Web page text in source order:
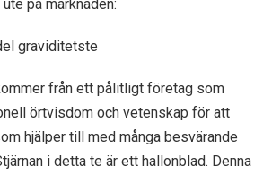
på marknaden:
graviditetste
från ett pålitligt företag som
örtvisdom och vetenskap för att
hjälper till med många besvärande
i detta te är ett hallonblad. Denna